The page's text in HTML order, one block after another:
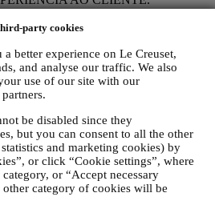
party cookies
better experience on Le Creuset,
and analyse our traffic. We also
use of our site with our
be disabled since they
but you can consent to all the other
and marketing cookies) by
or click “Cookie settings”, where
or “Accept necessary
category of cookies will be
com suas necessidades e
isso analisando os seus hábitos
em relação aos produtos mais
connosco nas redes sociais, quais
visita, qual o conteúdo das nossas
isso principalmente por meio de
similares (incluindo pixels de
também em combinação com os seus
assim que subscrever as
de marketing personalizadas. Usaremos
gerir nossa publicidade em outros
a conteúdo específico, adaptar o